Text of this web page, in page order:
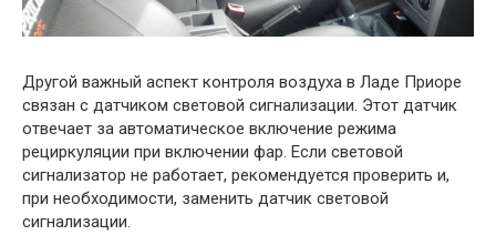
Другой важный аспект контроля воздуха в Ладе Приоре
связан с датчиком световой сигнализации. Этот датчик
отвечает за автоматическое включение режима
рециркуляции при включении фар. Если световой
сигнализатор не работает, рекомендуется проверить и,
при необходимости, заменить датчик световой
сигнализации.